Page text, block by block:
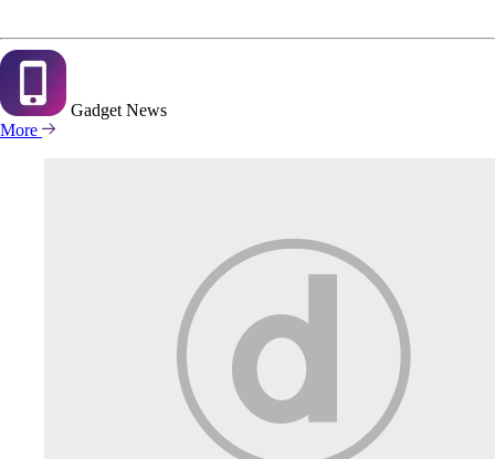
Gadget News
More